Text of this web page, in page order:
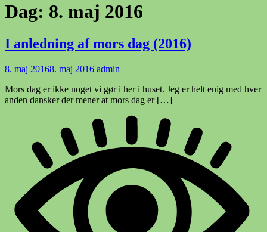
Dag: 8. maj 2016
I anledning af mors dag (2016)
8. maj 20168. maj 2016 admin
Mors dag er ikke noget vi gør i her i huset. Jeg er helt enig med hver
anden dansker der mener at mors dag er […]